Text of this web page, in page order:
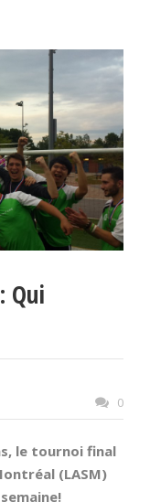
Qui
0
le tournoi final
(LASM)